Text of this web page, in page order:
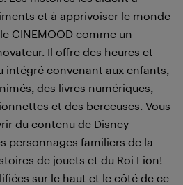
et à apprivoiser le monde
CINEMOOD comme un
Il offre des heures et
intégré convenant aux enfants,
des livres numériques,
et des berceuses. Vous
du contenu de Disney
personnages familiers de la
de jouets et du Roi Lion!
sur le haut et le côté de ce